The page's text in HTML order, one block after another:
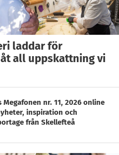
laddar för
all uppskattning vi
Megafonen nr. 11, 2026 online
inspiration och
från Skellefteå